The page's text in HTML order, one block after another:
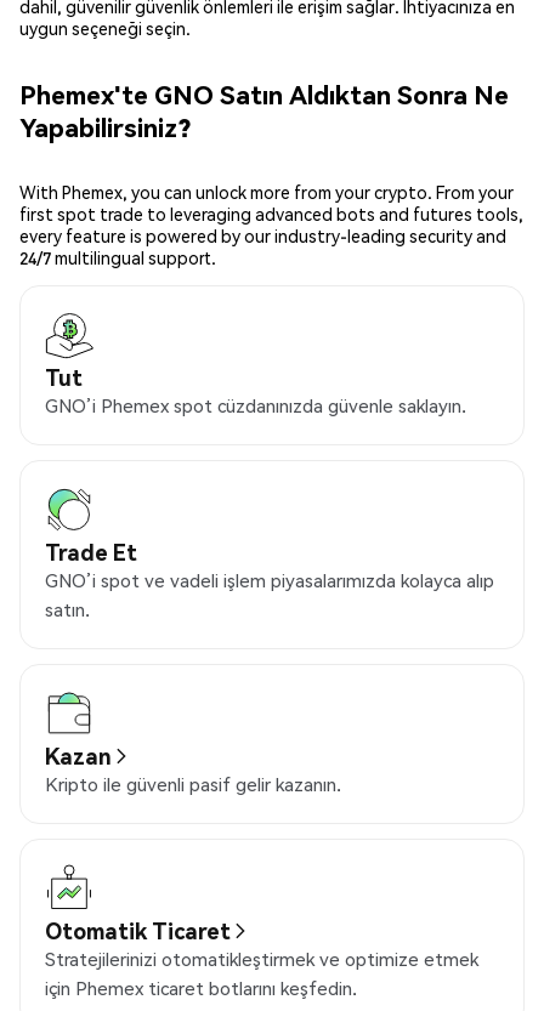
dahil, güvenilir güvenlik önlemleri ile erişim sağlar. İhtiyacınıza en
uygun seçeneği seçin.
Phemex'te GNO Satın Aldıktan Sonra Ne
Yapabilirsiniz?
With Phemex, you can unlock more from your crypto. From your
first spot trade to leveraging advanced bots and futures tools,
every feature is powered by our industry-leading security and
24/7 multilingual support.
Tut
GNO’i Phemex spot cüzdanınızda güvenle saklayın.
Trade Et
GNO’i spot ve vadeli işlem piyasalarımızda kolayca alıp
satın.
Kazan
Kripto ile güvenli pasif gelir kazanın.
Otomatik Ticaret
Stratejilerinizi otomatikleştirmek ve optimize etmek
için Phemex ticaret botlarını keşfedin.